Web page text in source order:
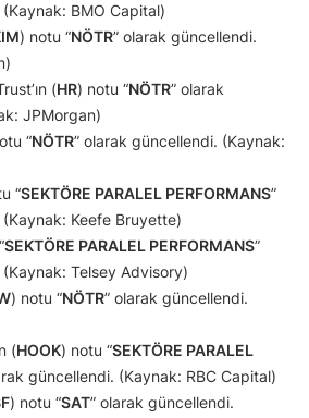
BMO Capital)
) notu “NÖTR” olarak güncellendi.
(HR) notu “NÖTR” olarak
JPMorgan)
“NÖTR” olarak güncellendi. (Kaynak:
“SEKTÖRE PARALEL PERFORMANS”
Keefe Bruyette)
SEKTÖRE PARALEL PERFORMANS”
Telsey Advisory)
) notu “NÖTR” olarak güncellendi.
(HOOK) notu “SEKTÖRE PARALEL
güncellendi. (Kaynak: RBC Capital)
) notu “SAT” olarak güncellendi.